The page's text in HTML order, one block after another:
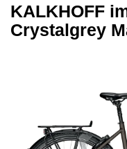
KALKHOFF
Crystalgrey